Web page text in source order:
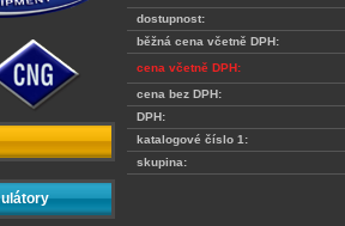
dostupnost:
běžná cena včetně DPH:
cena včetně DPH:
cena bez DPH:
DPH:
katalogové číslo 1:
skupina: